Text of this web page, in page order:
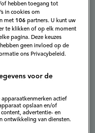
of hebben toegang tot
in cookies om
met 106 partners. U kunt uw
te klikken of op elk moment
pagina. Deze keuzes
geen invloed op de
ons Privacybeleid.
voor de
apparaatkenmerken actief
opslaan en/of
advertentie- en
ontwikkeling van diensten.